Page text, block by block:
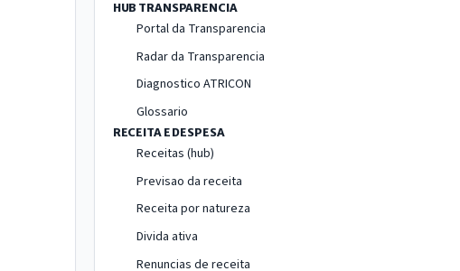
HUB TRANSPARENCIA
Portal da Transparencia
Radar da Transparencia
Diagnostico ATRICON
Glossario
RECEITA E DESPESA
Receitas (hub)
Previsao da receita
Receita por natureza
Divida ativa
Renuncias de receita